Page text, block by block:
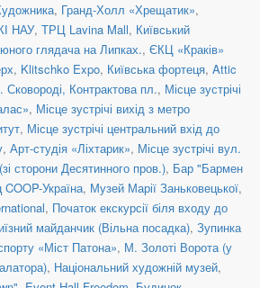
, Гранд-Холл «Хрещатик»,
НАУ, ТРЦ Lavina Mall, Київський
глядача на Липках., ЄКЦ «Краків»
, Klitschko Expo, Київська фортеця, Attic
Сковороді, Контрактова пл., Місце зустрічі
, Місце зустрічі вихід з метро
, Місце зустрічі центральний вхід до
, Арт-студія «Ліхтарик», Місце зустрічі вул.
сторони Десятинного пров.), Бар "Бармен
COOP-Україна, Музей Марії Заньковецької,
, Початок екскурсії біля входу до
майданчик (Вільна посадка), Зупинка
«Міст Патона», М. Золоті Ворота (у
, Національний художній музей,